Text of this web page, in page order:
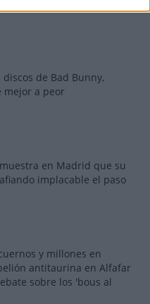
discos de Bad Bunny,
mejor a peor
en Madrid que su
implacable el paso
y millones en
antitaurina en Alfafar
sobre los 'bous al